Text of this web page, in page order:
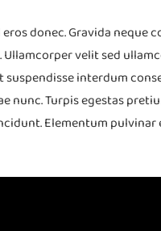
donec. Gravida neque
Ullamcorper velit sed
suspendisse interdum
Turpis egestas
Elementum pulvinar